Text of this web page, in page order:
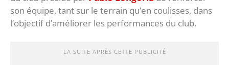
son équipe, tant sur le terrain qu’en coulisses, dans
l’objectif d’améliorer les performances du club.
LA SUITE APRÈS CETTE PUBLICITÉ